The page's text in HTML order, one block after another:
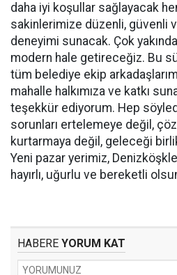
daha iyi koşullar sağlayacak
sakinlerimize düzenli, güvenli
deneyimi sunacak. Çok
modern hale getireceğiz. Bu
tüm belediye ekip
mahalle halkımıza ve katkı
teşekkür ediyorum. Hep
sorunları ertelemeye değil,
kurtarmaya değil, geleceği
Yeni pazar yerimiz,
hayırlı, uğurlu ve bereketli
HABERE YORUM KAT